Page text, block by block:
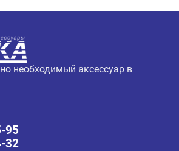
необходимый аксессуар в
95
32